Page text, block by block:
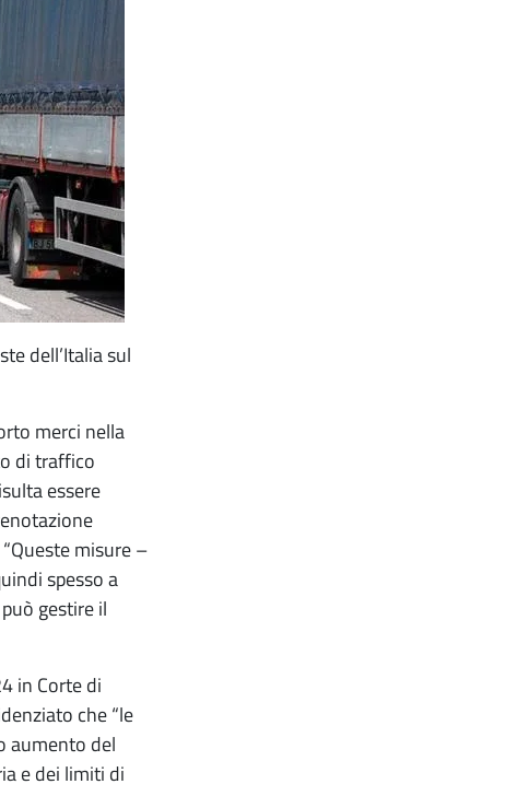
dell’Italia sul
merci nella
di traffico
essere
misure –
spesso a
gestire il
in Corte di
che “le
aumento del
e dei limiti di